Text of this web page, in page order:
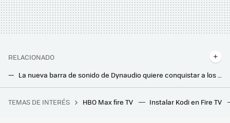
RELACIONADO
Philips ya tiene listas sus nuevas barras de sonido Dolby Atmos para 2025: con un espectacular diseño y HDMI 2.1
Este edificio cambió el mundo e inspiró Separación: aquí nació la tecnología que usas a diario
TEMAS DE INTERÉS HBO Max fire TV Instalar Kodi en Fire TV